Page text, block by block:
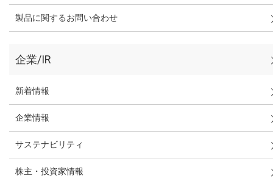
製品に関するお問い合わせ
企業/IR
新着情報
企業情報
サステナビリティ
株主・投資家情報